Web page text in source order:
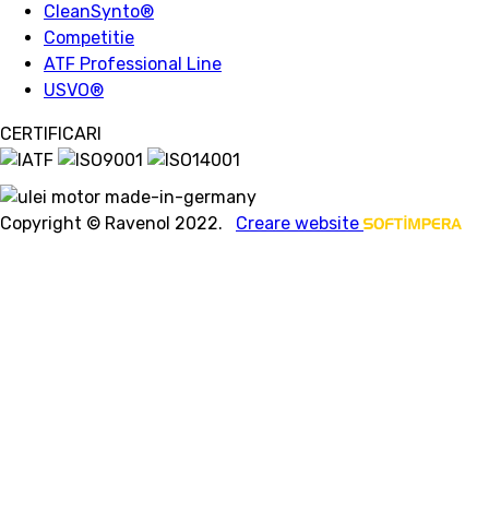
CleanSynto®
Competitie
ATF Professional Line
USVO®
CERTIFICARI
Copyright © Ravenol 2022. Creare website